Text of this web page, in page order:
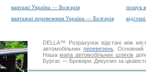
вантажі Україна — Болгарія
пошук
вантажні перевезення Україна — Болгарія
DELLA™ Розрахунок відстані між
автомобільнихперевезень . Основний
Нашамапа автомобільних шляхів
Бургас — Бровари. Дякуємо за